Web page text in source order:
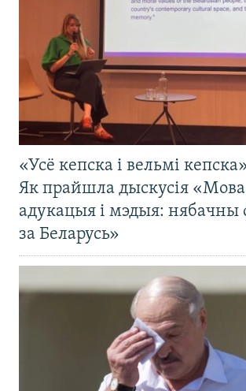
«Усё кепска і вельмі
Як прайшла дыскусія
адукацыя і мэдыя: нябачны
за Беларусь»